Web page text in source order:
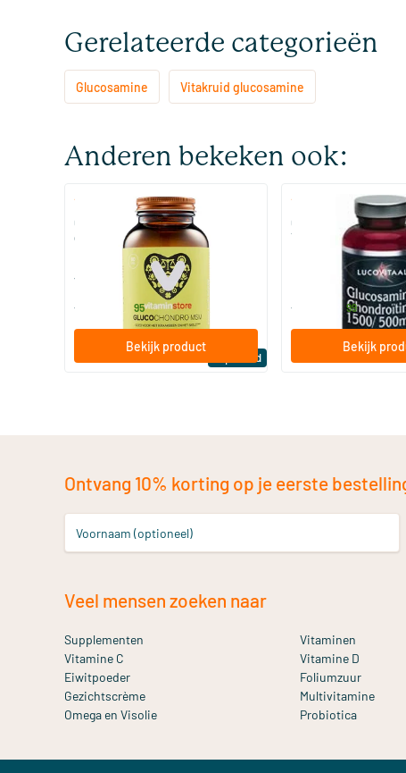
Gerelateerde categorieën
Glucosamine Vitakruid glucosamine
Anderen bekeken ook:
Top rated
(36)
GlucoChondro MSM (met
glucosamine)
60/​120 tabletten
Vitaminstore
vanaf 95
Bekijk product
(6)
Glucosamine
1500/500 mg
60/​150 tabletten
Lucovitaal
vanaf . 99
Bekijk
Ontvang 10% korting op je eerste
Voornaam (optioneel)
Veel mensen zoeken naar
Supplementen Vitaminen
Vitamine C
Vitamine D
Eiwitpoeder
Foliumzuur
Gezichtscrème
Multivitamine
Omega en Visolie
Probiotica